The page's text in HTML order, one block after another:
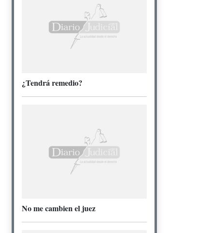
¿Tendrá remedio?
No me cambien el juez